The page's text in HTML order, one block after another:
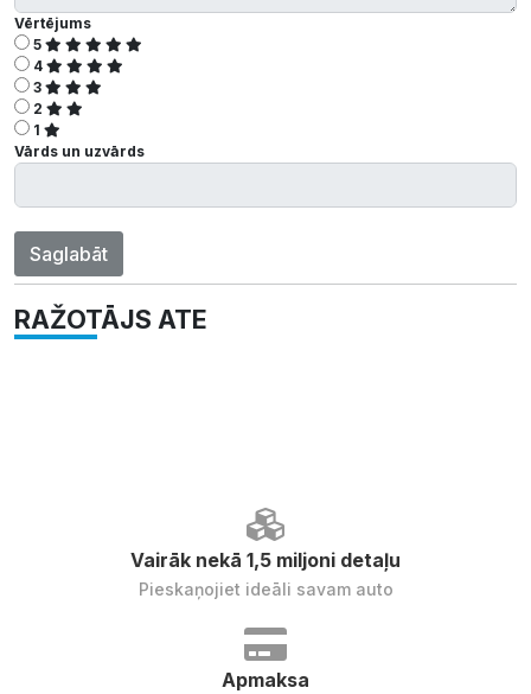
Vērtējums
5
4
3
2
1
Vārds un uzvārds
Saglabāt
RAŽOTĀJS ATE
Vairāk nekā 1,5 miljoni detaļu
Pieskaņojiet ideāli savam auto
Apmaksa